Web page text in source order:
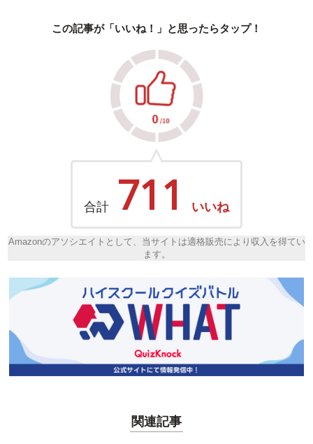
この記事が「いいね！」と思ったらタップ！
合計 711 いいね
Amazonのアソシエイトとして、当サイトは適格販売により収入を得てい
ます。
関連記事